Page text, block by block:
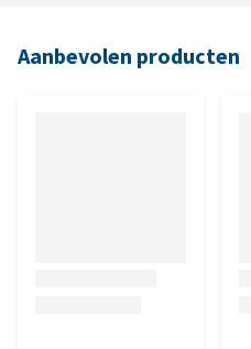
Aanbevolen producten